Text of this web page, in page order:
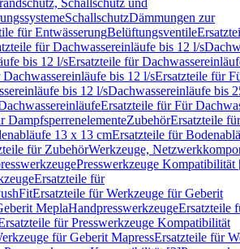
Schallschutz und
SchallschutzDämmungen zur
für EntwässerungBelüftungsventile
für Dachwassereinläufe bis 12 l/s
bis 12 l/sErsatzteile für
Dachwassereinläufe bis 12 l/sErsatzteile für
bis 12 l/sDachwassereinläufe bis
Ersatzteile für Für
DampfsperrenelementeZubehörErsatzteile für
13 x 13 cmErsatzteile für
für ZubehörWerkzeuge,
Presswerkzeuge Kompatibilität
Ersatzteile für
Ersatzteile für Werkzeuge für Geberit
MeplaHandpresswerkzeugeErsatzteile
für Presswerkzeuge Kompatibilität
für Geberit MapressErsatzteile für